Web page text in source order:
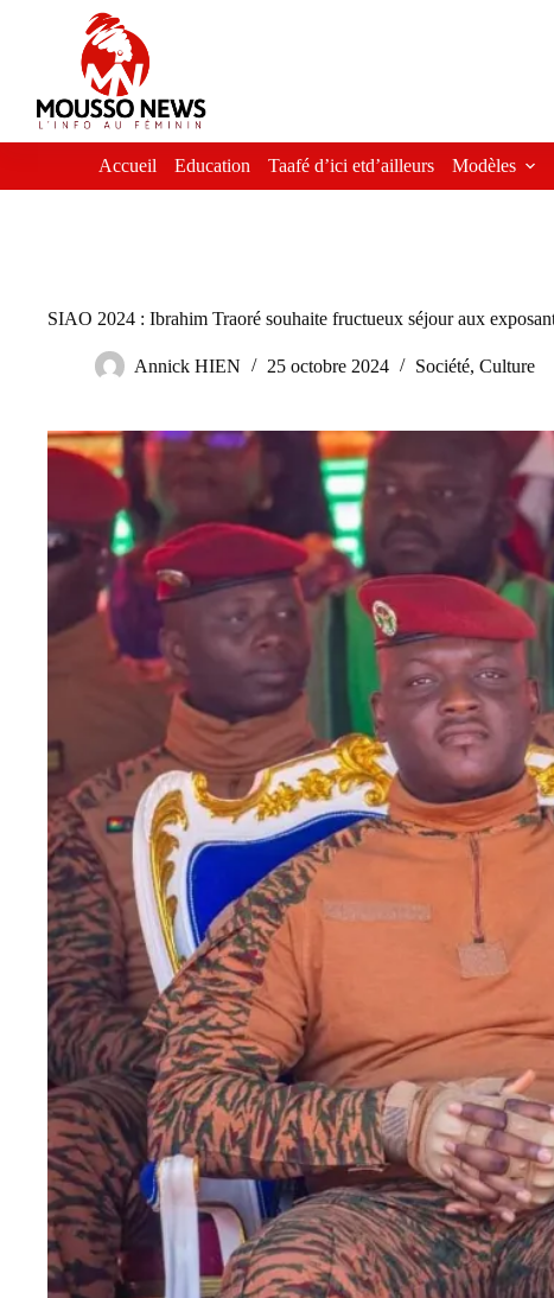
Accueil Education Taafé d’ici etd’ailleurs Modèles
SIAO 2024 : Ibrahim Traoré souhaite fructueux séjour aux
Annick HIEN 25 octobre 2024 Société, Culture